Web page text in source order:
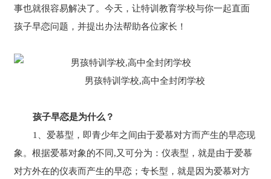
事也就很容易解决了。今天，让特训教育学校与你一起直面
孩子早恋问题，并提出办法帮助各位家长！
男孩特训学校,高中全封闭学校
孩子早恋是为什么？
1、爱慕型，即青少年之间由于爱慕对方而产生的早恋现
象。根据爱慕对象的不同,又可分为：仪表型，就是由于爱慕
对方外在的仪表而产生的早恋；专长型，就是因为爱慕对方